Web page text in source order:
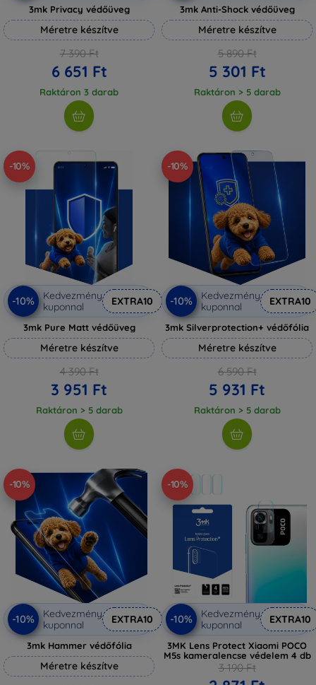
3mk Privacy védőüveg
Méretre készítve
7 390 Ft
6 651 Ft
Raktáron 3 darab
3mk Anti-Shock védőüveg
Méretre készítve
5 890 Ft
5 301 Ft
Raktáron > 5 darab
-10%
-10%
Kedvezmény
kuponnal
EXTRA10
3mk Pure Matt védőüveg
Méretre készítve
4 390 Ft
3 951 Ft
Raktáron > 5 darab
-10%
-10%
Kedvezmény
kuponnal
EXTRA10
3mk Silverprotection+ védőfólia
Méretre készítve
6 590 Ft
5 931 Ft
Raktáron > 5 darab
-10%
-10%
Kedvezmény
kuponnal
EXTRA10
3mk Hammer védőfólia
Méretre készítve
-10%
-10%
Kedvezmény
kuponnal
EXTRA10
3MK Lens Protect Xiaomi POCO
M5s kameralencse védelem 4 db
3 190 Ft